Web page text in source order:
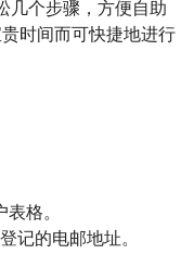
几个步骤，方便自助
时间而可快捷地进行
格。
记的电邮地址。